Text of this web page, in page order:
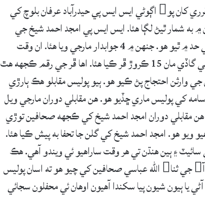
حيدرآباد ۾ ايس ايس پي امجد احمد شيخ جي مقرري کان پو اڳوڻي ايس ايس پي حيدرآباد عرفان بلوچ کي
به شمار ٿيڻ لڳا هئا. ايس ايس پي امجد احمد شيخ جي
مقرري کانپو وڏو پوليس مقابلو هٽڙي ٿاڻي جي حد ۾ ٿيو هو. جنهن ۾ 4 جوابدار مارجي ويا هئا. ان وقت
پوليس ٻڌايو هو ته مارجي ويل جوابدارن بينڪ جي گاڏي مان 15 ڪروڙ ڦر ڪيا هئا. اها ڦر جي رقم ڪجهه هٿ
وارثن احتجاج پڻ ڪيو هو. ٻيو پوليس مقابلو هڪ ٻارڙي
کي پوليس ماري ڇڏيو هو. هن مقابلي دوران مارجي ويل
مقابلي دوران امجد احمد شيخ کي ڪجهه صحافين توڙي
ويو هو. امجد احمد شيخ کي گلن جا تحفا به پيش ڪيا هئا.
۽ ٻين هنڌن تي هر وقت ساراهيو ئي ويندو آهي. هڪ
دفعي هڪ پوليس جي اعزاز واري تقريب ۾ ڊي آ جي ثنا الله عباسي صحافين کي چيو هو ته اسان پوليس
يا ٻيون شيون پيا سکندا آهيون اوهان ئي محفلون سجائي